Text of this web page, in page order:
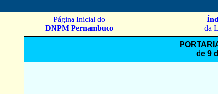
Página Inicial do
DNPM Pernambuco
da
de 9